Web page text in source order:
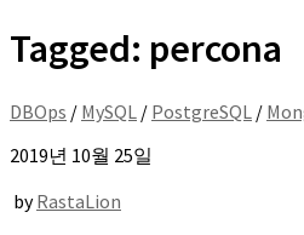
Tagged: percona
DBOps / MySQL / PostgreSQL /
2019년 10월 25일
byRastaLion